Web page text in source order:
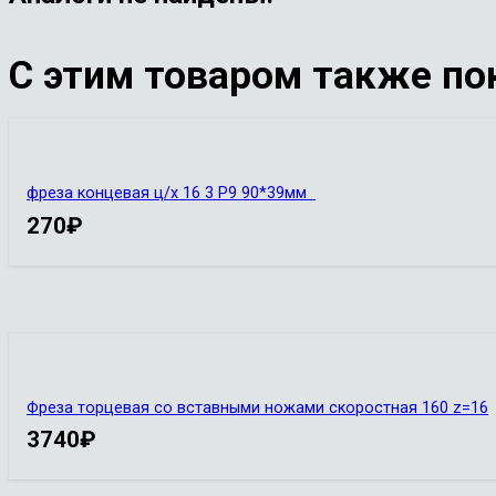
С этим товаром также
фреза концевая ц/х 16 3 Р9 90*39мм
270₽
Фреза торцевая со вставными ножами скоростная 160 z=16
3740₽